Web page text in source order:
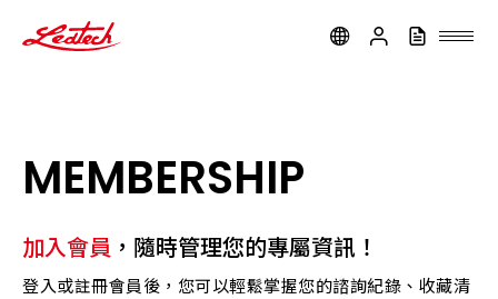
MEMBERSHIP
加入會員 ，隨時管理您的專屬資訊！
登入或註冊會員後，您可以輕鬆掌握您的諮詢紀錄、收藏清